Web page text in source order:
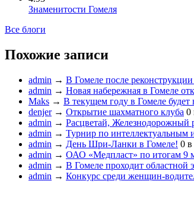
Знаменитости Гомеля
Все блоги
Похожие записи
admin → В Гомеле после
admin → Новая набережная в Гомеле
Maks → В текущем году в Гомеле
denjer→ Открытие шахматного клуба 0
admin → Расцветай, Железнодорожный
admin → Турнир по интеллектуальным
admin → День Шри-Ланки в Гомеле! 0 в
admin → ОАО «Медпласт» по итогам 9
admin → В Гомеле проходит
admin → Конкурс среди женщин-